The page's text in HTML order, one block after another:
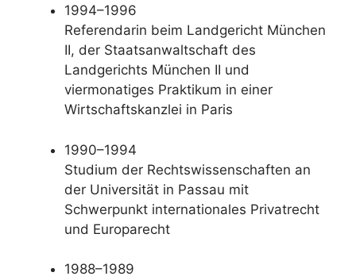
1994–1996
Referendarin beim Landgericht München
II, der Staatsanwaltschaft des
Landgerichts München II und
viermonatiges Praktikum in einer
Wirtschaftskanzlei in Paris
1990–1994
Studium der Rechtswissenschaften an
der Universität in Passau mit
Schwerpunkt internationales Privatrecht
und Europarecht
1988–1989